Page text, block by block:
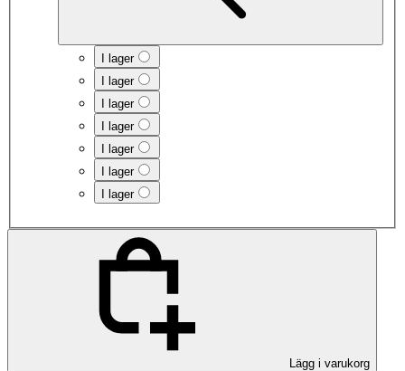
I lager
I lager
I lager
I lager
I lager
I lager
I lager
Lägg i varukorg